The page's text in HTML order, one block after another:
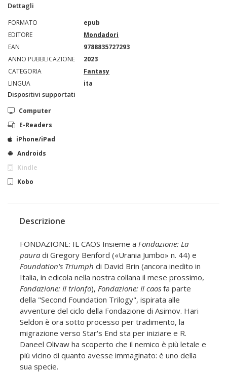
Dettagli
FORMATO
epub
EDITORE
Mondadori
EAN
9788835727293
ANNO PUBBLICAZIONE
2023
CATEGORIA
Fantasy
LINGUA
ita
Dispositivi supportati
Computer
E-Readers
iPhone/iPad
Androids
Kindle
Kobo
Descrizione
FONDAZIONE: IL CAOS Insieme a Fondazione: La
paura di Gregory Benford («Urania Jumbo» n. 44) e
Foundation's Triumph di David Brin (ancora inedito in
Italia, in edicola nella nostra collana il mese prossimo,
Fondazione: Il trionfo), Fondazione: Il caos fa parte
della "Second Foundation Trilogy", ispirata alle
avventure del ciclo della Fondazione di Asimov. Hari
Seldon è ora sotto processo per tradimento, la
migrazione verso Star's End sta per iniziare e R.
Daneel Olivaw ha scoperto che il nemico è più letale e
più vicino di quanto avesse immaginato: è uno della
sua specie.